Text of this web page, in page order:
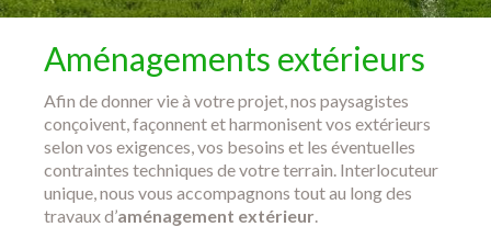
Aménagements extérieurs
Afin de donner vie à votre projet, nos paysagistes
conçoivent, façonnent et harmonisent vos extérieurs
selon vos exigences, vos besoins et les éventuelles
contraintes techniques de votre terrain. Interlocuteur
unique, nous vous accompagnons tout au long des
travaux d’aménagement extérieur.